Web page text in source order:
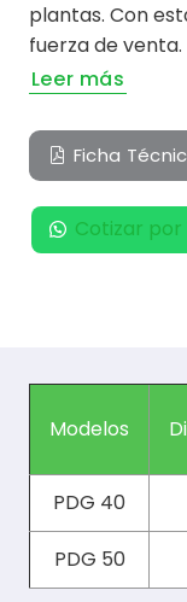
plantas. Con
fuerza de venta.
Leer más
Ficha
Cotizar
Modelos
PDG 40
PDG 50